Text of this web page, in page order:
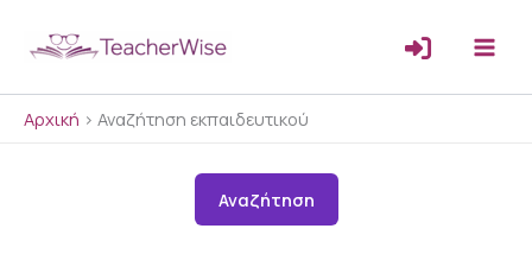
Αρχική > Αναζήτηση εκπαιδευτικού
Αναζήτηση